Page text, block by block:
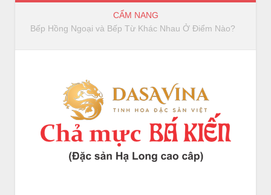
CẨM NANG
Bếp Hồng Ngoại và Bếp Từ Khác Nhau Ở Điểm Nào?